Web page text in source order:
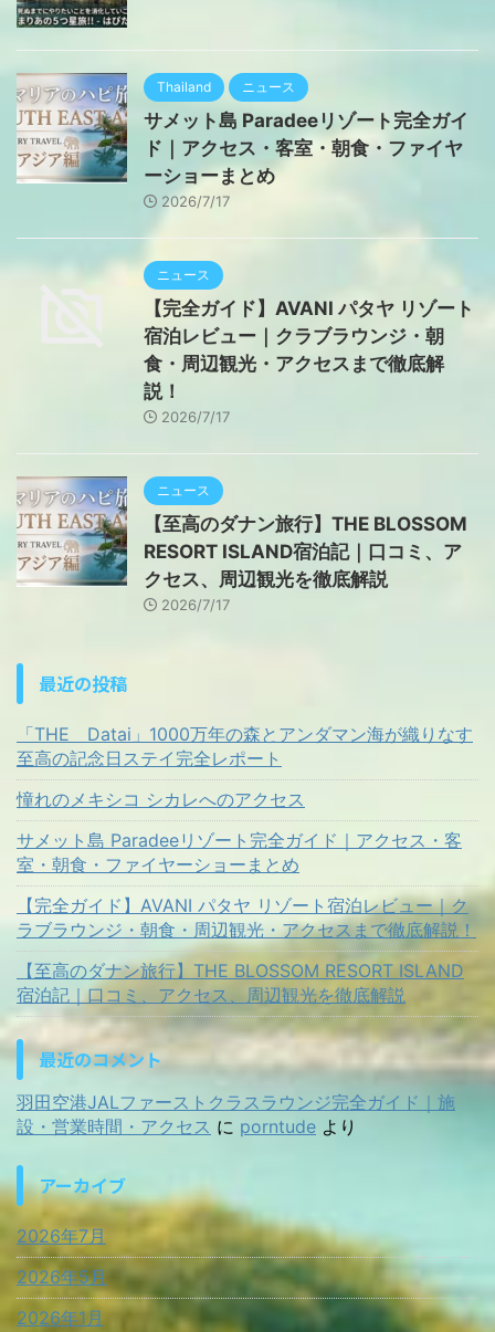
Thailand ニュース
サメット島 Paradeeリゾート完全ガイ
ド｜アクセス・客室・朝食・ファイヤ
ーショーまとめ
2026/7/17
ニュース
【完全ガイド】AVANI パタヤ リゾート
宿泊レビュー｜クラブラウンジ・朝
食・周辺観光・アクセスまで徹底解
説！
2026/7/17
ニュース
【至高のダナン旅行】THE BLOSSOM
RESORT ISLAND宿泊記｜口コミ、ア
クセス、周辺観光を徹底解説
2026/7/17
最近の投稿
「THE Datai」1000万年の森とアンダマン海が織りなす
至高の記念日ステイ完全レポート
憧れのメキシコ シカレへのアクセス
サメット島 Paradeeリゾート完全ガイド｜アクセス・客
室・朝食・ファイヤーショーまとめ
【完全ガイド】AVANI パタヤ リゾート宿泊レビュー｜ク
ラブラウンジ・朝食・周辺観光・アクセスまで徹底解説！
【至高のダナン旅行】THE BLOSSOM RESORT ISLAND
宿泊記｜口コミ、アクセス、周辺観光を徹底解説
最近のコメント
羽田空港JALファーストクラスラウンジ完全ガイド｜施
設・営業時間・アクセス に porntude より
アーカイブ
2026年7月
2026年5月
2026年1月